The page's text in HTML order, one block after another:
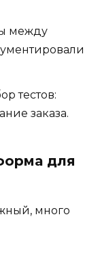
между
тестов:
заказа.
для
много